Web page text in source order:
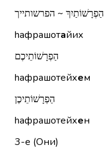
הַפְרָשׁוֹתַיִךְ ~ הפרשותייך
hафрашотайих
הַפְרָשׁוֹתֵיכֶם
hафрашотейхем
הַפְרָשׁוֹתֵיכֶן
hафрашотейхен
3-е (Они)